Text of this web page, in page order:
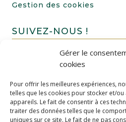
Gérer le
cookies
Pour offrir les meilleures expériences,
telles que les cookies pour stocker et/
appareils. Le fait de consentir à ces
traiter des données telles que le
uniques sur ce site. Le fait de ne pas
Gestion des cookies
SUIVEZ-NOUS !